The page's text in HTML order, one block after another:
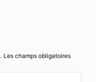
Les champs obligatoires